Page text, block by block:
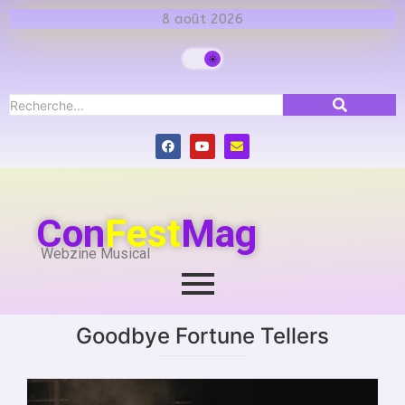
8 août 2026
ConFestMag
Webzine Musical
Goodbye Fortune Tellers